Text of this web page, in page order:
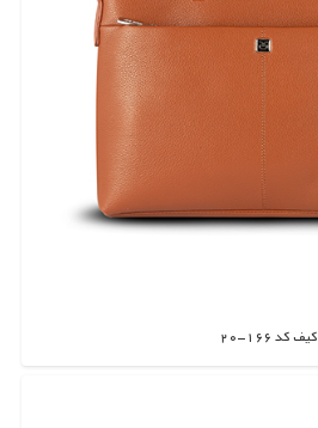
کیف کد 166-20
اطلاعات بیشتر